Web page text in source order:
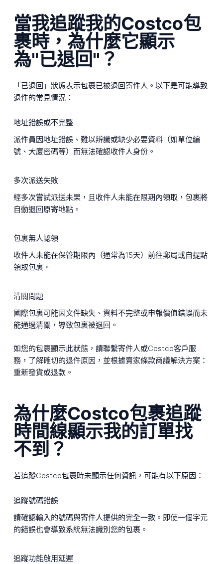
當我追蹤我的Costco包
裹時，為什麼它顯示
為"已退回"？
「已退回」狀態表示包裹已被退回寄件人。以下是可能導致
退件的常見情況：
地址錯誤或不完整
派件員因地址錯誤、難以辨識或缺少必要資料（如單位編
號、大廈密碼等）而無法確認收件人身份。
多次派送失敗
經多次嘗試派送未果，且收件人未能在限期內領取，包裹將
自動退回原寄地點。
包裹無人認領
收件人未能在保管期限內（通常為15天）前往郵局或自提點
領取包裹。
清關問題
國際包裹可能因文件缺失、資料不完整或申報價值錯誤而未
能通過清關，導致包裹被退回。
如您的包裹顯示此狀態，請聯繫寄件人或Costco客戶服
務，了解確切的退件原因，並根據賣家條款商議解決方案：
重新發貨或退款。
為什麼Costco包裹追蹤
時間線顯示我的訂單找
不到？
若追蹤Costco包裹時未顯示任何資訊，可能有以下原因：
追蹤號碼錯誤
請確認輸入的號碼與寄件人提供的完全一致。即使一個字元
的錯誤也會導致系統無法識別您的包裹。
追蹤功能啟用延遲